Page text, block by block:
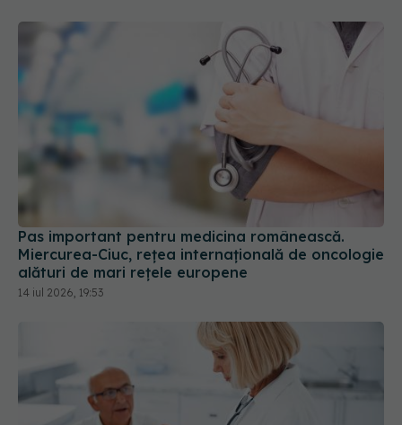
Pas important pentru medicina românească.
Miercurea-Ciuc, rețea internațională de oncologie
alături de mari rețele europene
14 iul 2026, 19:53